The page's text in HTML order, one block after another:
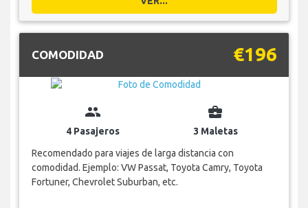
COMODIDAD €196
group
4 Pasajeros
business_center
3 Maletas
Recomendado para viajes de larga distancia con
comodidad. Ejemplo: VW Passat, Toyota Camry, Toyota
Fortuner, Chevrolet Suburban, etc.